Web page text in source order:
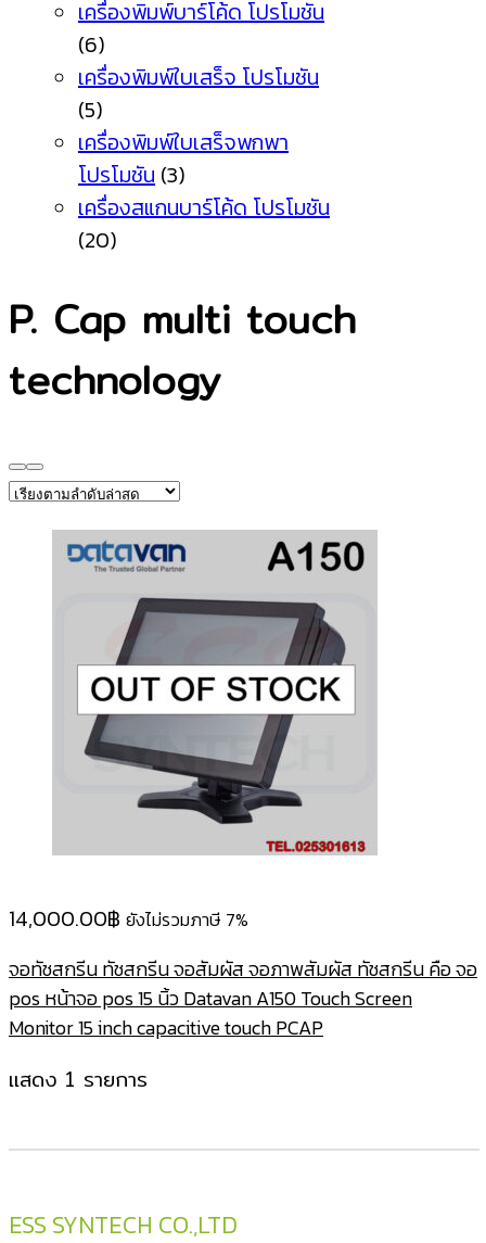
เครื่องพิมพ์บาร์โค้ด โปรโมชัน
(6)
เครื่องพิมพ์ใบเสร็จ โปรโมชัน
(5)
เครื่องพิมพ์ใบเสร็จพกพา
โปรโมชัน (3)
เครื่องสแกนบาร์โค้ด โปรโมชัน
(20)
P. Cap multi touch
technology
14,000.00฿ ยังไม่รวมภาษี 7%
จอทัชสกรีน ทัชสกรีน จอสัมผัส จอภาพสัมผัส ทัชสกรีน คือ จอ
pos หน้าจอ pos 15 นิ้ว Datavan A150 Touch Screen
Monitor 15 inch capacitive touch PCAP
แสดง 1 รายการ
ESS SYNTECH CO.,LTD